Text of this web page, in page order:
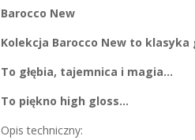
Barocco New
Kolekcja Barocco New to
To głębia, tajemnica i magia…
To piękno high gloss…
Opis techniczny: